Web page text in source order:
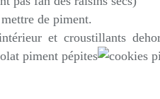
de piment.
et croustillants